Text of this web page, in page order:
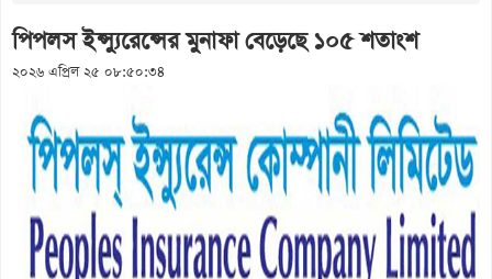
পিপলস ইন্স্যুরেন্সের মুনাফা বেড়েছে ১০৫ শতাংশ
২০২৬ এপ্রিল ২৫ ০৮:৫০:৩৪